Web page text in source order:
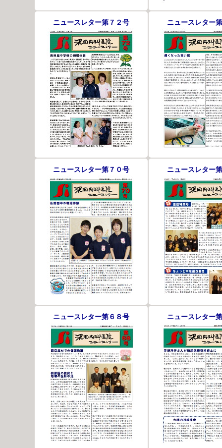
ニュースレター第７２号 ニュースレター
ニュースレター第７０号 ニュースレター
ニュースレター第６８号 ニュースレター